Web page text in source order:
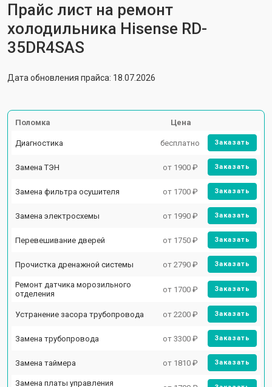
Прайс лист на ремонт
холодильника Hisense RD-
35DR4SAS
Дата обновления прайса: 18.07.2026
Поломка Цена
Диагностика бесплатно Заказать
Замена ТЭН от 1900 ₽ Заказать
Замена фильтра осушителя от 1700 ₽ Заказать
Замена электросхемы от 1990 ₽ Заказать
Перевешивание дверей от 1750 ₽ Заказать
Прочистка дренажной системы от 2790 ₽ Заказать
Ремонт датчика морозильного
отделения
от 1700 ₽ Заказать
Устранение засора трубопровода от 2200 ₽ Заказать
Замена трубопровода от 3300 ₽ Заказать
Замена таймера от 1810 ₽ Заказать
Замена платы управления